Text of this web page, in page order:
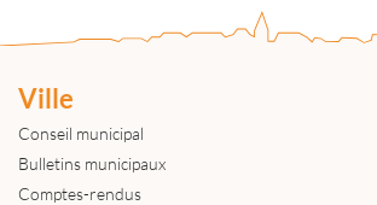
Ville
Conseil municipal
Bulletins municipaux
Comptes-rendus